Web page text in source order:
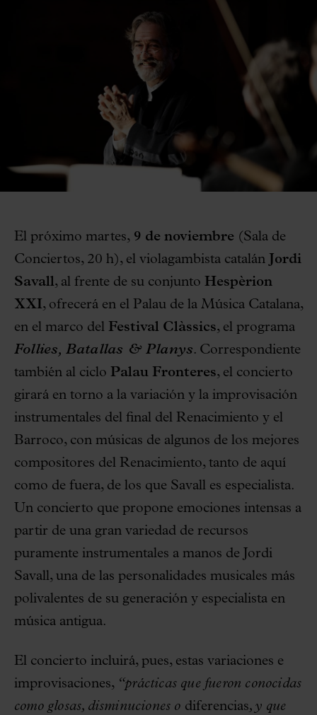
El próximo martes, 9 de noviembre (Sala de
Conciertos, 20 h), el violagambista catalán
Jordi
Savall, al frente de su conjunto Hespèrion
XXI, ofrecerá en el Palau de la Música Catalana,
en el marco del Festival Clàssics, el programa
Follies, Batallas & Planys. Correspondiente
también al ciclo Palau Fronteres, el concierto
girará en torno a la variación y la improvisación
instrumentales del final del Renacimiento y el
Barroco, con músicas de algunos de los mejores
compositores del Renacimiento, tanto de aquí
como de fuera, de los que Savall es especialista.
Un concierto que propone emociones intensas a
partir de una gran variedad de recursos
puramente instrumentales a manos de Jordi
Savall, una de las personalidades musicales más
polivalentes de su generación y especialista en
música antigua.
El concierto incluirá, pues, estas variaciones e
improvisaciones, “prácticas que fueron conocidas
como glosas, disminuciones o diferencias, y que